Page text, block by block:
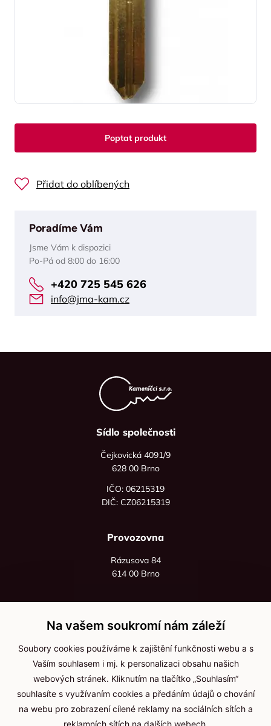
Poptat produkt
Přidat do oblíbených
Poradíme Vám
Jsme Vám k dispozici
Po-Pá od 8:00 do 16:00
+420 725 545 626
info@jma-kam.cz
Sídlo společnosti
Čejkovická 4091/9
628 00 Brno
IČO: 06215319
DIČ: CZ06215319
Provozovna
Rázusova 84
614 00 Brno
+420 736 535 066
Po - pá: 8:00 - 16:00
info@jma-kam.cz
Důležité informace
Na vašem soukromí nám záleží
Soubory cookies používáme k zajištění funkčnosti webu a s
Vaším souhlasem i mj. k personalizaci obsahu našich
webových stránek. Kliknutím na tlačítko „Souhlasím“
souhlasíte s využívaním cookies a předáním údajů o chování
na webu pro zobrazení cílené reklamy na sociálních sítích a
reklamních sítích na dalších webech.